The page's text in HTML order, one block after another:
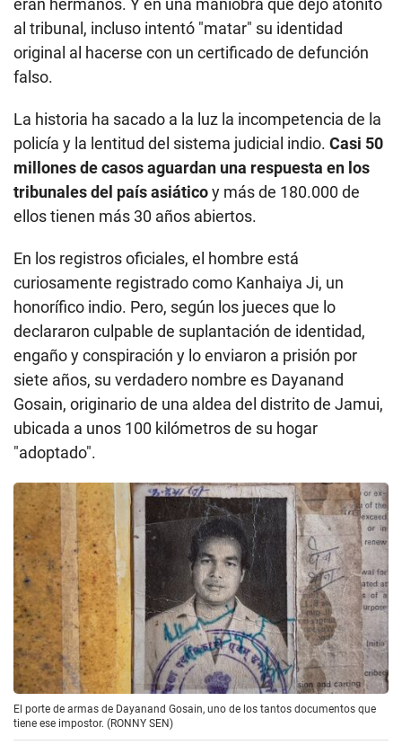
eran hermanos. Y en una maniobra que dejó atónito
al tribunal, incluso intentó "matar" su identidad
original al hacerse con un certificado de defunción
falso.
La historia ha sacado a la luz la incompetencia de la
policía y la lentitud del sistema judicial indio. Casi 50
millones de casos aguardan una respuesta en los
tribunales del país asiáticoy más de 180.000 de
ellos tienen más 30 años abiertos.
En los registros oficiales, el hombre está
curiosamente registrado como Kanhaiya Ji, un
honorífico indio. Pero, según los jueces que lo
declararon culpable de suplantación de identidad,
engaño y conspiración y lo enviaron a prisión por
siete años, su verdadero nombre es Dayanand
Gosain, originario de una aldea del distrito de Jamui,
ubicada a unos 100 kilómetros de su hogar
"adoptado".
El porte de armas de Dayanand Gosain, uno de los tantos documentos que
tiene ese impostor. (RONNY SEN)